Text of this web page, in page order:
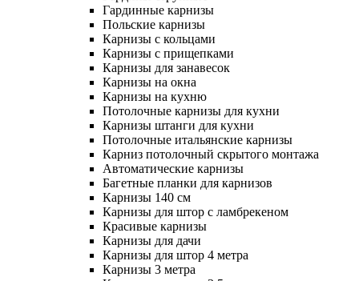
Гардинные карнизы
Польские карнизы
Карнизы с кольцами
Карнизы с прищепками
Карнизы для занавесок
Карнизы на окна
Карнизы на кухню
Потолочные карнизы для кухни
Карнизы штанги для кухни
Потолочные итальянские карнизы
Карниз потолочный скрытого монтажа
Автоматические карнизы
Багетные планки для карнизов
Карнизы 140 см
Карнизы для штор с ламбрекеном
Красивые карнизы
Карнизы для дачи
Карнизы для штор 4 метра
Карнизы 3 метра